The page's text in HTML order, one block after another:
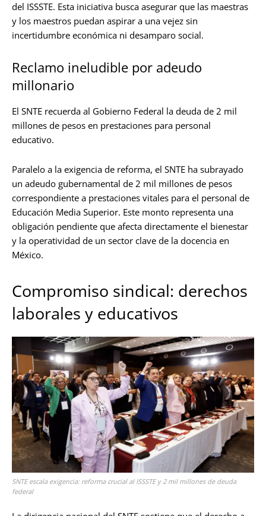
del ISSSTE. Esta iniciativa busca asegurar que las maestras
y los maestros puedan aspirar a una vejez sin
incertidumbre económica ni desamparo social.
Reclamo ineludible por adeudo
millonario
El SNTE recuerda al Gobierno Federal la deuda de 2 mil
millones de pesos en prestaciones para personal
educativo.
Paralelo a la exigencia de reforma, el SNTE ha subrayado
un adeudo gubernamental de 2 mil millones de pesos
correspondiente a prestaciones vitales para el personal de
Educación Media Superior. Este monto representa una
obligación pendiente que afecta directamente el bienestar
y la operatividad de un sector clave de la docencia en
México.
Compromiso sindical: derechos
laborales y educativos
SNTE escala exigencia: reforma crucial al ISSSTE y 2 mil millones de deuda
federal